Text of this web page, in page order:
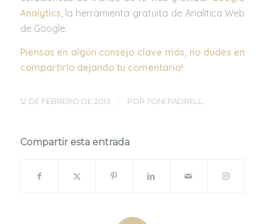
Analytics, la herramienta gratuita de Analítica Web
de Google.
Piensas en algún consejo clave más, no dudes en
compartirlo dejando tu comentario!
12 DE FEBRERO DE 2013 POR TONI PADRELL
Compartir esta entrada